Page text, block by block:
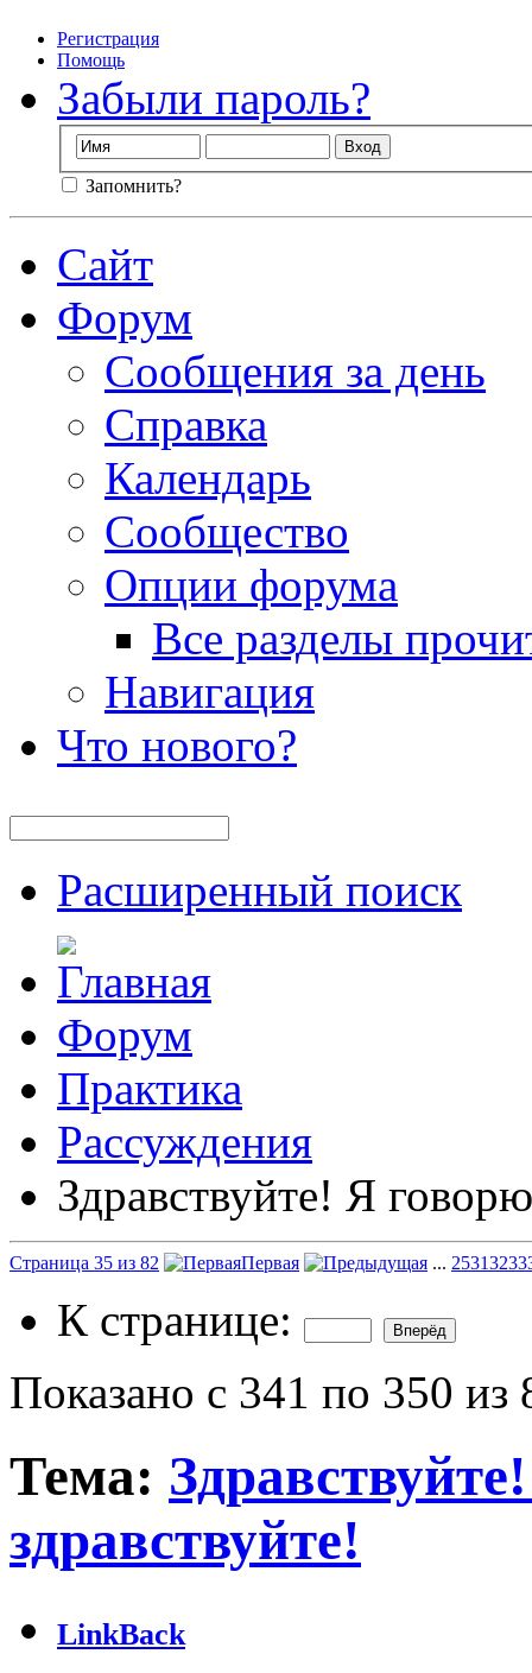
Регистрация
Помощь
Забыли пароль?
Запомнить?
Сайт
Форум
Сообщения за день
Справка
Календарь
Сообщество
Опции форума
Все разделы
Навигация
Что нового?
Расширенный поиск
Форум
Практика
Рассуждения
Здравствуйте! Я
Страница 35 из 82 Первая ... 25313233
К странице:
Показано с 341 по 350 из
Тема:
здравствуйте!
LinkBack